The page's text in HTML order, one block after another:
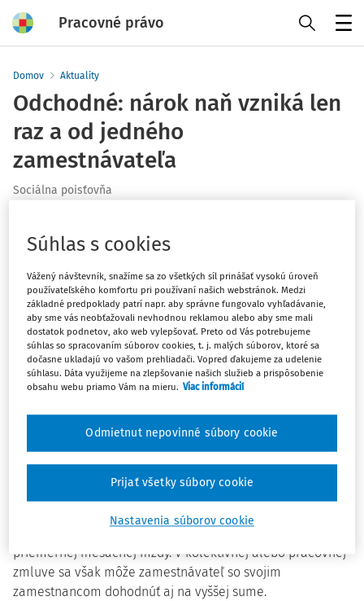
Pracovné právo
Domov Aktuality
Odchodné: nárok naň vzniká len
raz a od jedného
zamestnávateľa
Sociálna poisťovňa
Pri odchode do dôchodku vzniká podľa Zákonníka práce
zamestnancovi nárok na tzv. odchodné. Každý ho môže
získať len raz v živote a iba od jedného zamestnávateľa.
Ak odchodné už niekto dostane napríklad po získaní
predčasnej penzie, po dovŕšení riadneho dôchodkového
veku už naň nemá nárok. Alebo ak má zamestnanec
uzatvorených viac pracovných pomerov u rôznych
zamestnávateľov, ktoré skončí v ten istý deň kvôli
odchodu do dôchodku, odchodné mu poskytne len jeden
zamestnávateľ. Spravidla ide o toho zamestnávateľa, s
ktorým má zamestnanec dohodnutý pracovný pomer v
najväčšom rozsahu.
V prípade, že zamestnancovi vznikne nárok na odchodné,
priemernej mesačnej mzdy. V kolektívnej alebo pracovnej
zmluve sa však môže zamestnávateľ so svojim
zamestnancom dohodnúť aj na vyššej sume.
Súhlas s cookies
Vážený návštevník, snažíme sa zo všetkých síl prinášať vysokú úroveň
používateľského komfortu pri používaní našich webstránok. Medzi
základné predpoklady patrí napr. aby správne fungovalo vyhľadávanie,
aby sme vás neobťažovali nevhodnou reklamou alebo aby sme mali
dostatok podnetov, ako web vylepšovať. Preto od Vás potrebujeme
súhlas so spracovaním súborov cookies, t. j. malých súborov, ktoré sa
dočasne ukladajú vo vašom prehliadači. Vopred ďakujeme za udelenie
súhlasu. Dáta využijeme na zlepšovanie našich služieb a prispôsobenie
obsahu webu priamo Vám na mieru. Viac informácií
Nastavenia súborov cookie
Odmietnut nepovinné súbory cookie
Prijať všetky súbory cookie